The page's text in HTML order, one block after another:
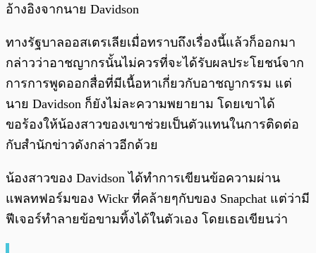
อ้างอิงจากนาย Davidson
ทางรัฐบาลออสเตรเลียเมื่อทราบถึงเรื่องนี้แล้วก็ออกมา
กล่าวว่าอาชญากรนั้นไม่ควรที่จะได้รับผลประโยชน์จาก
การการพูดออกสื่อที่มีเนื้อหาเกี่ยวกับอาชญากรรม แต่
นาย Davidson ก็ยังไม่ละความพยายาม โดยเขาได้
ขอร้องให้น้องสาวของเขาช่วยเป็นตัวแทนในการติดต่อ
กับสำนักข่าวดังกล่าวอีกด้วย
น้องสาวของ Davidson ได้ทำการเขียนข้อความผ่าน
แพลทฟอร์มของ Wickr ที่คล้ายๆกับของ Snapchat แต่ว่ามี
ฟีเจอร์ทำลายข้อขามทิ้งได้ในตัวเอง โดยเธอเขียนว่า